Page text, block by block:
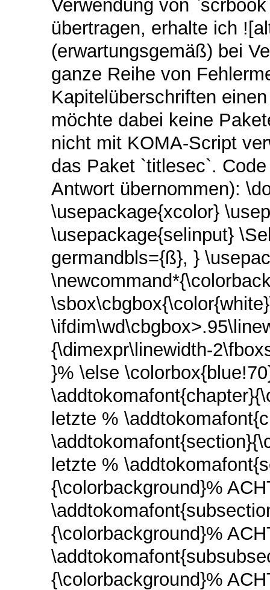
Verwendung von
übertragen, erhalte ich
(erwartungsgemäß) bei
ganze Reihe von
Kapitelüberschriften
möchte dabei keine
nicht mit KOMA-Script
das Paket `titlesec`.
Antwort übernommen):
\usepackage{xcolor}
\usepackage{selinput}
germandbls={ß}, }
{\dimexpr\linewidth-
}% \else
letzte %
letzte %
{\colorbackground}%
{\colorbackground}%
{\colorbackground}%